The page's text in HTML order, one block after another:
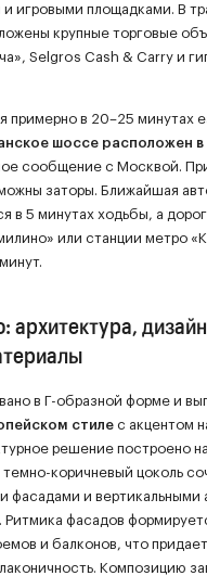
игровыми площадками. В
крупные торговые
Selgros Cash & Carry и
примерно в 20–25 минутах
шоссе расположен в
сообщение с Москвой.
заторы. Ближайшая
в 5 минутах ходьбы, а
или станции метро
архитектура,
в Г-образной форме и
стиле с акцентом
решение построено
темно-коричневый цоколь
фасадами и вертикальными
Ритмика фасадов
и балконов, что
Композицию